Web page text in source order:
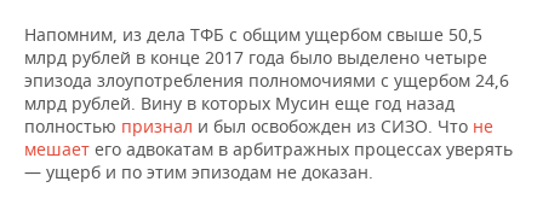
Напомним, из дела ТФБ с общим ущербом свыше 50,5
млрд рублей в конце 2017 года было выделено четыре
эпизода злоупотребления полномочиями с ущербом 24,6
млрд рублей. Вину в которых Мусин еще год назад
полностью признал и был освобожден из СИЗО. Что не
мешает его адвокатам в арбитражных процессах уверять
— ущерб и по этим эпизодам не доказан.